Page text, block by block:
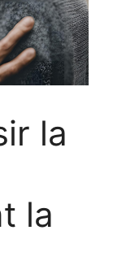
la
la